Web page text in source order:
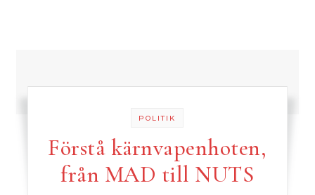
POLITIK
Förstå kärnvapenhoten,
från MAD till NUTS